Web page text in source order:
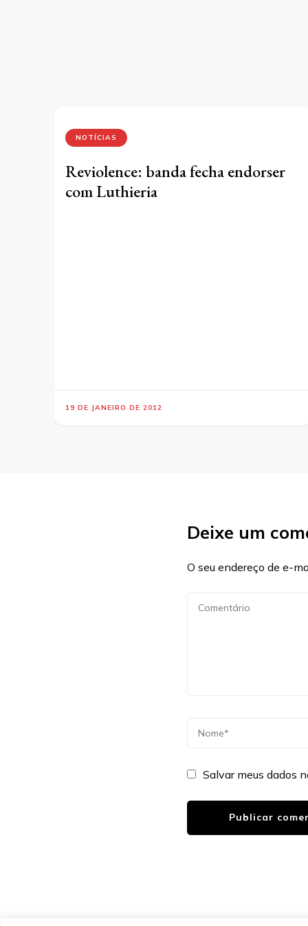
NOTÍCIAS
Reviolence: banda fecha endorser
com Luthieria
19 DE JANEIRO DE 2012
Deixe um
O seu endereço de e-
Salvar meus dados